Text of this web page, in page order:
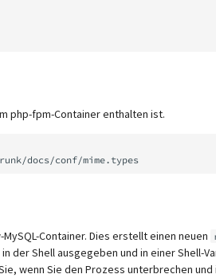
php-fpm-Container enthalten ist.
Container. Dies erstellt einen neuen
der Shell ausgegeben und in einer Shell-
wenn Sie den Prozess unterbrechen und